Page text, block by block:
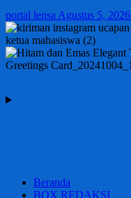
portal lensa Agustus 5, 2026
Beranda
BOX REDAKSI